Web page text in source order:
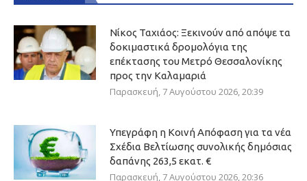
Νίκος Ταχιάος: Ξεκινούν από απόψε τα
δοκιμαστικά δρομολόγια της
επέκτασης του Μετρό Θεσσαλονίκης
προς την Καλαμαριά
Παρασκευή, 7 Αυγούστου 2026, 20:39
Υπεγράφη η Κοινή Απόφαση για τα νέα
Σχέδια Βελτίωσης συνολικής δημόσιας
δαπάνης 263,5 εκατ. €
Παρασκευή, 7 Αυγούστου 2026, 20:36